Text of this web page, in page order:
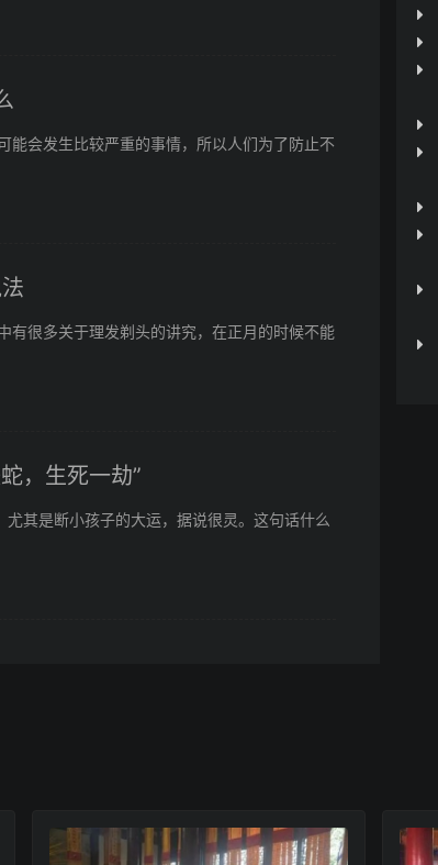
能会发生比较严重的事情，所以人们为了防止不
有很多关于理发剃头的讲究，在正月的时候不能
，生死一劫”
其是断小孩子的大运，据说很灵。这句话什么